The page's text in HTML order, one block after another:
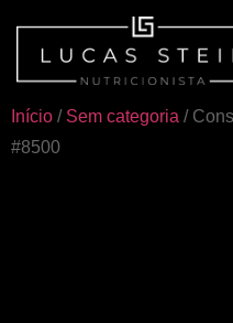
Início / Sem categoria /
#8500